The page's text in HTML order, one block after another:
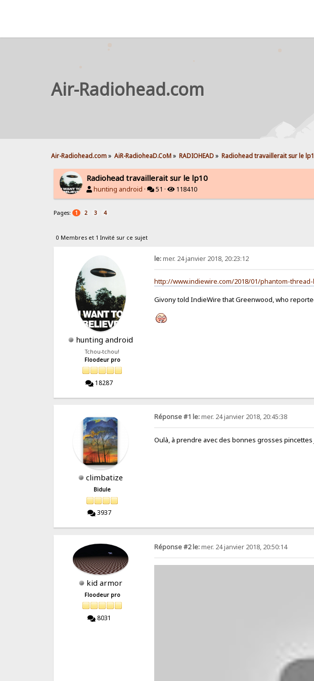
Air-Radiohead.com
Air-Radiohead.com» AiR-RadioheaD.CoM» RADIOHEAD» Radiohead travaillerait sur le
Radiohead travaillerait sur le lp10
hunting android · 51 · 118410
Pages: 1 2 3 4
0 Membres et 1 Invité sur ce sujet
hunting android
Tchou-tchou!
Floodeur pro
18287
le:mer. 24 janvier 2018, 20:23:12
http://www.indiewire.com/2018/01/phantom-
Givony told IndieWire that Greenwood, who
climbatize
Bidule
3937
Réponse #1 le:mer. 24 janvier 2018, 20:45:38
Oulà, à prendre avec des bonnes grosses
kid armor
Floodeur pro
8031
Réponse #2 le:mer. 24 janvier 2018, 20:50:14